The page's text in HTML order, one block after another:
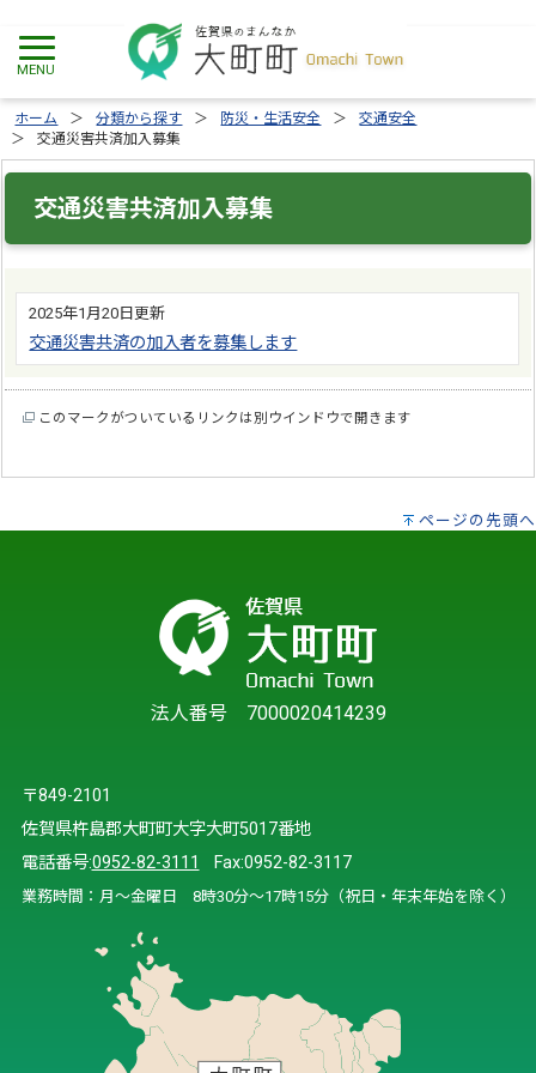
ホーム 分類から探す 防災・生活安全
交通安全
交通災害共済加入募集
交通災害共済加入募集
2025年1月20日更新
交通災害共済の加入者を募集します
このマークがついているリンクは別ウインドウで開きます
ページの先頭へ
法人番号 7000020414239
〒849-2101
佐賀県杵島郡大町町大字大町5017番地
電話番号:0952-82-3111 Fax:0952-82-3117
業務時間：月～金曜日 8時30分～17時15分（祝日・年末年始を除く）